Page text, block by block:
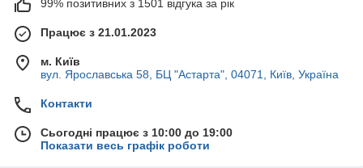
99% позитивних з 1501 відгука за рік
Працює з 21.01.2023
м. Київ
вул. Ярославська 58, БЦ "Астарта", 04071, Київ, Україна
Контакти
Сьогодні працює з 10:00 до 19:00
Показати весь графік роботи